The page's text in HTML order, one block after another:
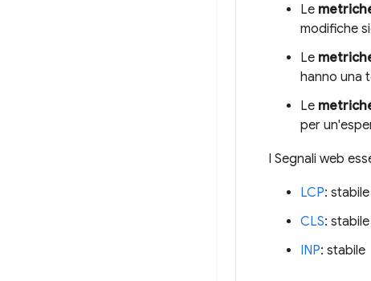
Le
modifiche
Le
hanno una
Le
per
I Segnali web
LCP: stabile
CLS: stabile
INP: stabile